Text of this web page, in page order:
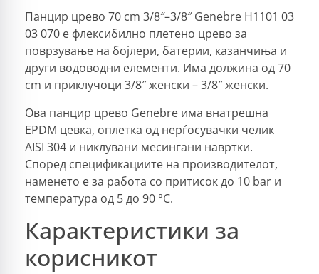
Панцир црево 70 cm 3/8″–3/8″ Genebre H1101 03
03 070 е флексибилно плетено црево за
поврзување на бојлери, батерии, казанчиња и
други водоводни елементи. Има должина од 70
cm и приклучоци 3/8″ женски – 3/8″ женски.
Ова панцир црево Genebre има внатрешна
EPDM цевка, оплетка од нерѓосувачки челик
AISI 304 и никлувани месингани навртки.
Според спецификациите на производителот,
наменето е за работа со притисок до 10 bar и
температура од 5 до 90 °C.
Карактеристики за
корисникот